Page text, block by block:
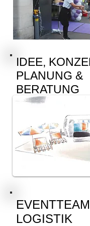
IDEE,
PLANUNG &
BERATUNG
LOGISTIK